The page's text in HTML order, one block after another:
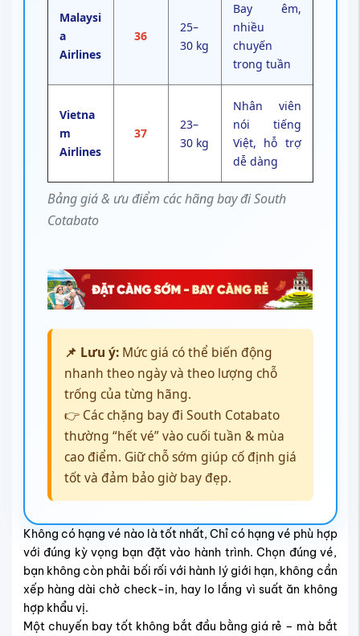
Bảng giá & ưu điểm các hãng bay đi South
Cotabato
Malaysi
a
Airlines
36
25–
30 kg
Bay êm,
nhiều
chuyến
trong tuần
Vietna
m
Airlines
37
23–
30 kg
Nhân viên
nói tiếng
Việt, hỗ trợ
dễ dàng
📌 Lưu ý:Mức giá có thể biến động
nhanh theo ngày và theo lượng chỗ
trống của từng hãng.
👉 Các chặng bay đi South Cotabato
thường “hết vé” vào cuối tuần & mùa
cao điểm. Giữ chỗ sớm giúp cố định giá
tốt và đảm bảo giờ bay đẹp.
Không có hạng vé nào là tốt nhất, Chỉ có hạng vé phù hợp
với đúng kỳ vọng bạn đặt vào hành trình. Chọn đúng vé,
bạn không còn phải bối rối với hành lý giới hạn, không cần
xếp hàng dài chờ check-in, hay lo lắng vì suất ăn không
hợp khẩu vị.
Một chuyến bay tốt không bắt đầu bằng giá rẻ – mà bắt